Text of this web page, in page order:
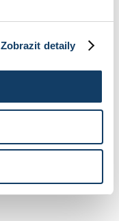
Zobrazit detaily